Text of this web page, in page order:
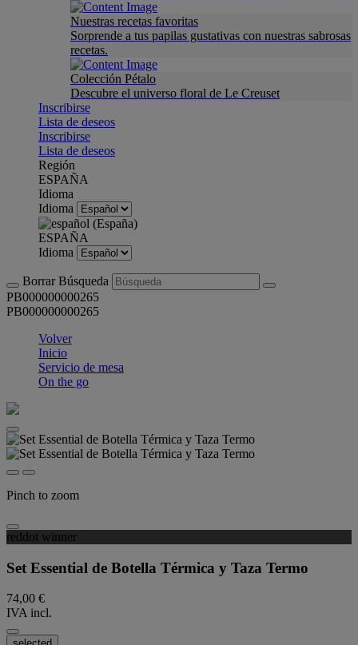
Nuestras recetas favoritas
Sorprende a tus papilas gustativas con nuestras sabrosas
recetas.
Colección Pétalo
Descubre el universo floral de Le Creuset
Inscribirse
Lista de deseos
Inscribirse
Lista de deseos
Región
ESPAÑA
Idioma
Idioma
ESPAÑA
Idioma
Borrar Búsqueda
PB000000000265
PB000000000265
Volver
Inicio
Servicio de mesa
On the go
Pinch to zoom
reddot winner
Set Essential de Botella Térmica y Taza Termo
74,00 €
IVA incl.